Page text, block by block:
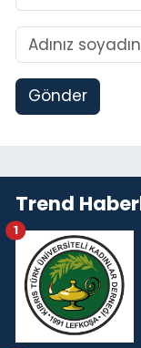
Gönder
Trend
1